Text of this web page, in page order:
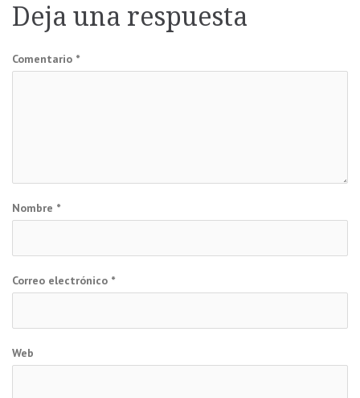
entradas
Deja una respuesta
Comentario *
Nombre *
Correo electrónico *
Web